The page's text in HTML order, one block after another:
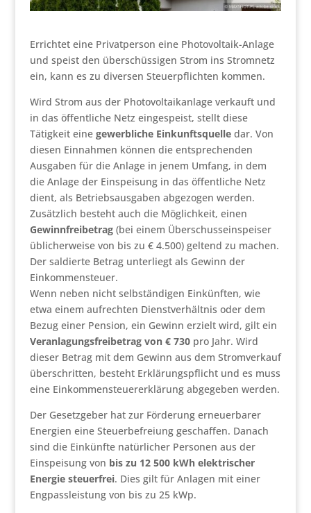
Errichtet eine Privatperson eine Photovoltaik-Anlage
und speist den überschüssigen Strom ins Stromnetz
ein, kann es zu diversen Steuerpflichten kommen.
Wird Strom aus der Photovoltaikanlage verkauft und
in das öffentliche Netz eingespeist, stellt diese
Tätigkeit eine gewerbliche Einkunftsquelledar. Von
diesen Einnahmen können die entsprechenden
Ausgaben für die Anlage in jenem Umfang, in dem
die Anlage der Einspeisung in das öffentliche Netz
dient, als Betriebsausgaben abgezogen werden.
Zusätzlich besteht auch die Möglichkeit, einen
Gewinnfreibetrag(bei einem Überschusseinspeiser
üblicherweise von bis zu € 4.500) geltend zu machen.
Der saldierte Betrag unterliegt als Gewinn der
Einkommensteuer.
Wenn neben nicht selbständigen Einkünften, wie
etwa einem aufrechten Dienstverhältnis oder dem
Bezug einer Pension, ein Gewinn erzielt wird, gilt ein
Veranlagungsfreibetrag von € 730pro Jahr. Wird
dieser Betrag mit dem Gewinn aus dem Stromverkauf
überschritten, besteht Erklärungspflicht und es muss
eine Einkommensteuererklärung abgegeben werden.
Der Gesetzgeber hat zur Förderung erneuerbarer
Energien eine Steuerbefreiung geschaffen. Danach
sind die Einkünfte natürlicher Personen aus der
Einspeisung von bis zu 12 500 kWh elektrischer
Energie steuerfrei. Dies gilt für Anlagen mit einer
Engpassleistung von bis zu 25 kWp.